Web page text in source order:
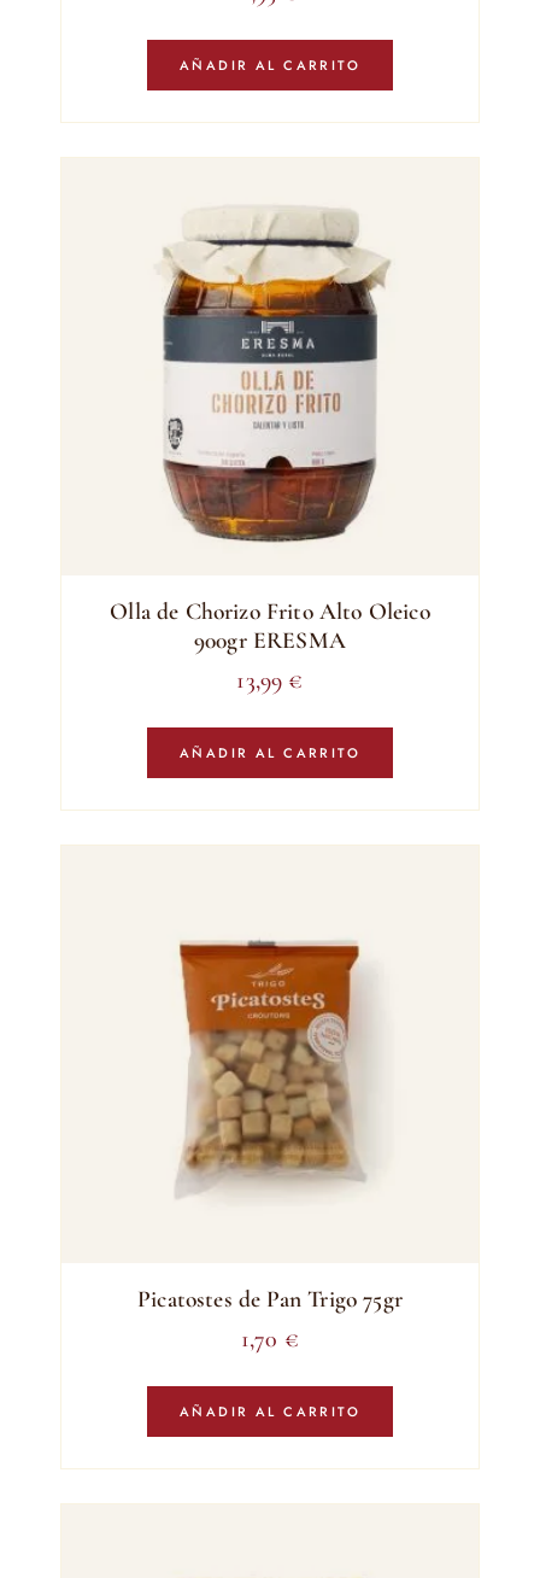
AÑADIR AL CARRITO
Olla de Chorizo Frito Alto Oleico
900gr ERESMA
13,99 €
AÑADIR AL CARRITO
Picatostes de Pan Trigo 75gr
1,70 €
AÑADIR AL CARRITO